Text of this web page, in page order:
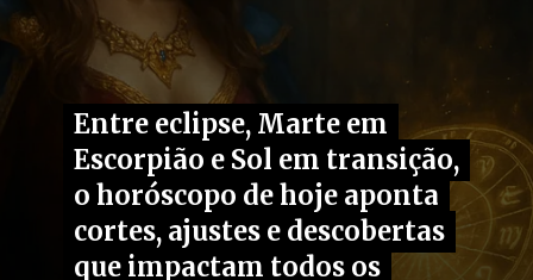
Entre eclipse, Marte em
Escorpião e Sol em transição,
o horóscopo de hoje aponta
cortes, ajustes e descobertas
que impactam todos os
Entre eclipse, Marte em
Escorpião e Sol em transição,
o horóscopo de hoje aponta
cortes, ajustes e descobertas
que impactam todos os